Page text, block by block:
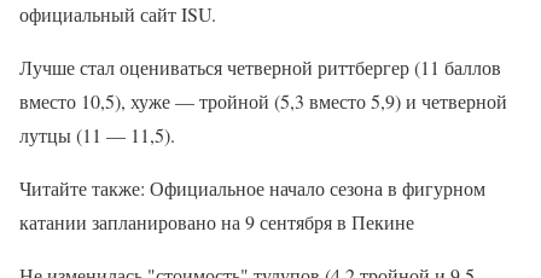
официальный сайт ISU.
Лучше стал оцениваться четверной риттбергер (11 баллов
вместо 10,5), хуже — тройной (5,3 вместо 5,9) и четверной
лутцы (11 — 11,5).
Читайте также: Официальное начало сезона в фигурном
катании запланировано на 9 сентября в Пекине